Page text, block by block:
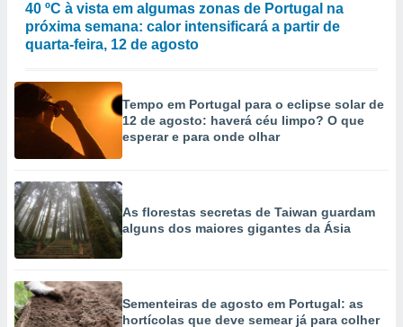
40 ºC à vista em algumas zonas de Portugal na
próxima semana: calor intensificará a partir de
quarta-feira, 12 de agosto
Tempo em Portugal para o eclipse solar de
12 de agosto: haverá céu limpo? O que
esperar e para onde olhar
As florestas secretas de Taiwan guardam
alguns dos maiores gigantes da Ásia
Sementeiras de agosto em Portugal: as
hortícolas que deve semear já para colher